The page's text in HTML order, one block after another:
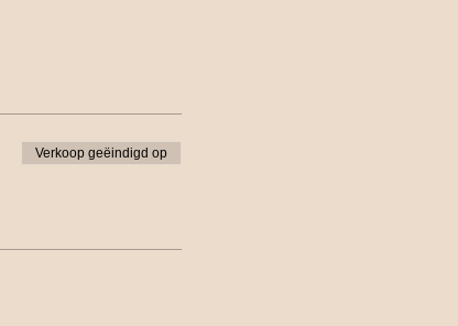
Verkoop geëindigd op